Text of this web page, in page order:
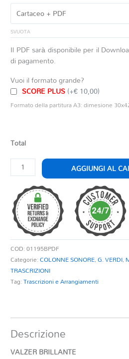
SVUOTA
Il PDF sarà disponibile per il
di pagamento.
Vuoi il formato grande?
SCORE PLUS(+€ 10,00)
Formato della partitura A3: dimesione
Total
VALZER
BRILLANTE
quantità
AGGIUNGI AL
COD:01195BPDF
Categorie:COLONNE SONORE,G. VERDI,
TRASCRIZIONI
Tag:Trascrizioni e Arrangiamenti
Descrizione
VALZER BRILLANTE